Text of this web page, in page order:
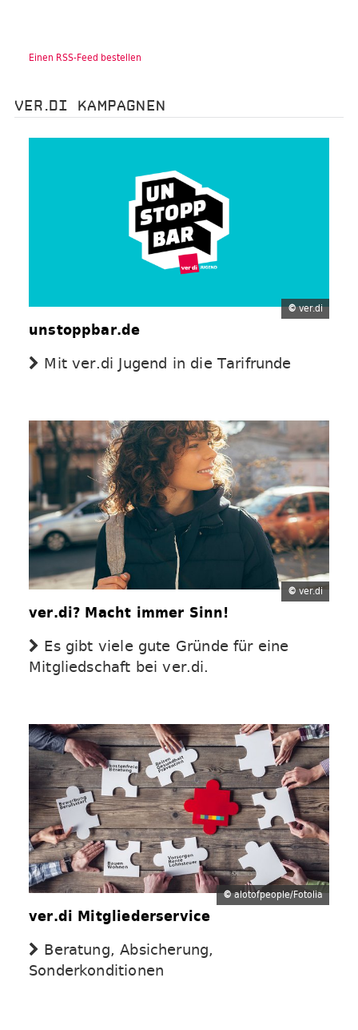
Einen RSS-Feed bestellen
VER.DI KAMPAGNEN
©ver.di
unstoppbar.de
Mit ver.di Jugend in die Tarifrunde
© ver.di
ver.di? Macht immer Sinn!
Es gibt viele gute Gründe für eine
Mitgliedschaft bei ver.di.
©alotofpeople/Fotolia
ver.di Mitgliederservice
Beratung, Absicherung,
Sonderkonditionen